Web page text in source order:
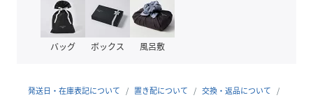
MF6528_LEDZ4708
(LEDZ4708-2024-G02-000 MF6528
バッグ ボックス 風呂敷
発送日・在庫表記について 置き配について
交換・返品について